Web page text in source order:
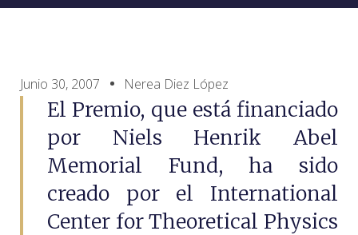
Junio 30, 2007 Nerea Diez López
El Premio, que está financiado
por Niels Henrik Abel
Memorial Fund, ha sido
creado por el International
Center for Theoretical Physics